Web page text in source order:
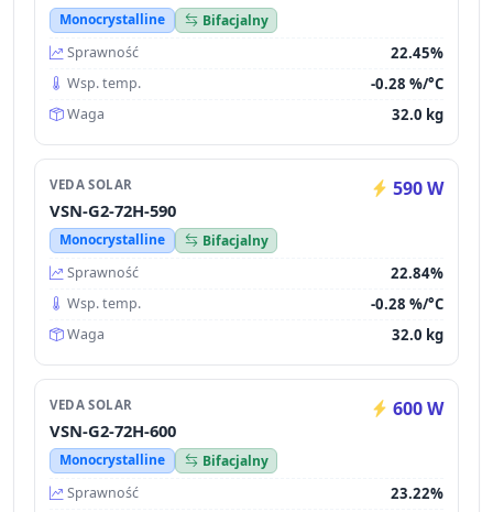
Monocrystalline
Bifacjalny
Sprawność
22.45%
Wsp. temp. -0.28 %/°C
Waga 32.0 kg
VEDA SOLAR 590 W
VSN-G2-72H-590
Monocrystalline
Bifacjalny
Sprawność
22.84%
Wsp. temp. -0.28 %/°C
Waga 32.0 kg
VEDA SOLAR 600 W
VSN-G2-72H-600
Monocrystalline
Bifacjalny
Sprawność
23.22%